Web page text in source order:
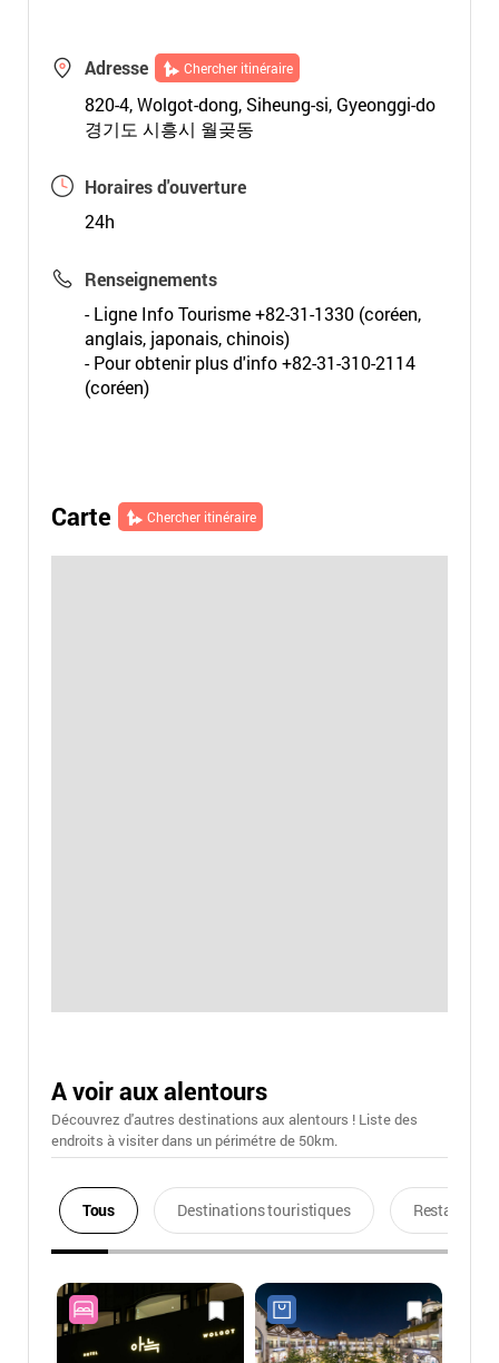
Adresse Chercher itinéraire
820-4, Wolgot-dong, Siheung-si, Gyeonggi-do
경기도 시흥시 월곶동
Horaires d'ouverture
24h
Renseignements
- Ligne Info Tourisme +82-31-1330 (coréen,
anglais, japonais, chinois)
- Pour obtenir plus d'info +82-31-310-2114
(coréen)
Carte Chercher itinéraire
A voir aux alentours
Découvrez d'autres destinations aux alentours ! Liste des
endroits à visiter dans un périmétre de 50km.
Tous Destinations touristiques Restaurants